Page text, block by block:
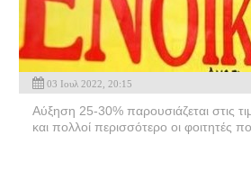
03 Ιουλ 2022, 20:15
Αύξηση 25-30% παρουσιάζεται στις
και πολλοί περισσότερο οι φοιτητές